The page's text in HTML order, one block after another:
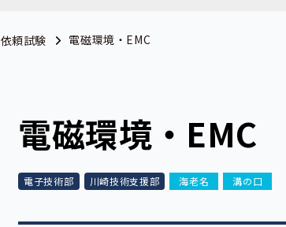
依頼試験 電磁環境・EMC
電磁環境・EMC
電子技術部 川崎技術支援部 海老名 溝の口